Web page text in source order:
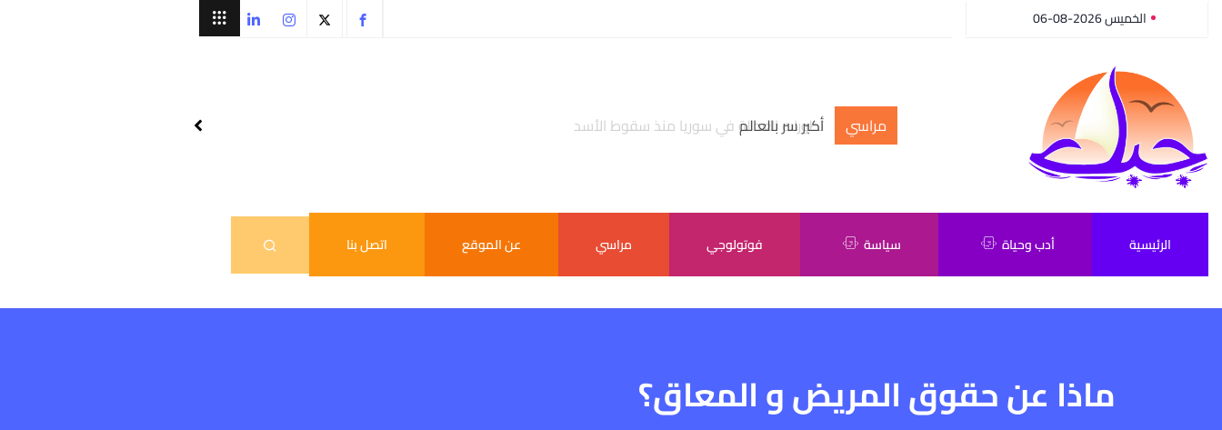
الخميس 2026-08-06
مراسي أكبر سر بالعالم
الرئيسية أدب وحياة سياسة فوتولوجي مراسي عن الموقع اتصل بنا
ماذا عن حقوق المريض و المعاق؟